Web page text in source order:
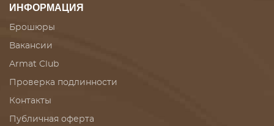
ИНФОРМАЦИЯ
Брошюры
Вакансии
Armat Club
Проверка подлинности
Контакты
Публичная оферта